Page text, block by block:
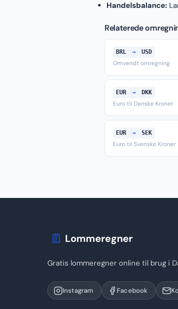
Handelsbalance:
Relaterede
BRL → USD
Omvendt omregning
EUR → DKK
Euro til Danske Kroner
EUR → SEK
Euro til Svenske Kroner
Lommeregner
Gratis lommeregner online til brug i
Instagram Facebook